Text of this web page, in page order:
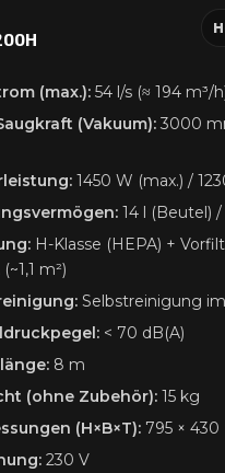
(max.): 54 l/s (≈ 194 m³/
(Vakuum): 3000
1450 W (max.) /
14 l (Beutel)
H-Klasse (HEPA) +
m²)
Selbstreinigung
< 70 dB(A)
8 m
(ohne Zubehör): 15 kg
(H×B×T): 795 ×
230 V